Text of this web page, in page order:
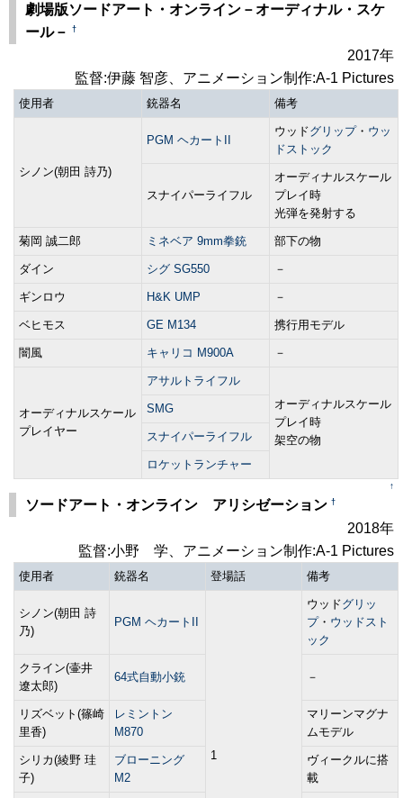
劇場版ソードアート・オンライン－オーディナル・スケ
ール－
†
2017年
監督:伊藤 智彦、アニメーション制作:A-1 Pictures
使用者 銃器名 備考
シノン(朝田 詩乃)
PGM ヘカートII
ウッドグリップ・ ウッ
ドストック
スナイパーライフル
オーディナルスケール
プレイ時
光弾を発射する
菊岡 誠二郎 ミネベア 9mm拳銃 部下の物
ダイン シグ SG550 －
ギンロウ H&K UMP －
ベヒモス GE M134 携行用モデル
闇風 キャリコ M900A －
オーディナルスケール
プレイヤー
アサルトライフル
オーディナルスケール
プレイ時
架空の物
SMG
スナイパーライフル
ロケットランチャー
↑
ソードアート・オンライン アリシゼーション †
2018年
監督:小野 学、アニメーション制作:A-1 Pictures
使用者 銃器名 登場話 備考
シノン(朝田 詩
乃)
PGM ヘカートII
1
ウッドグリッ
プ・ ウッドスト
ック
クライン(壷井
遼太郎)
64式自動小銃 －
リズベット(篠崎
里香)
レミントン
M870
マリーンマグナ
ムモデル
シリカ(綾野 珪
子)
ブローニング
M2
ヴィークルに搭
載